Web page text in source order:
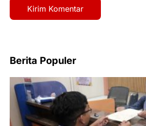
Berita Populer